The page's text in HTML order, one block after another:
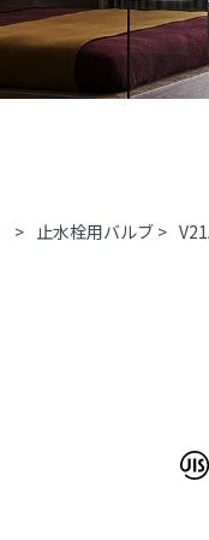
> 止水栓用バルブ >